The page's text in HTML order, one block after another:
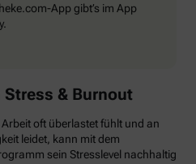
App gibt’s im App
& Burnout
oft überlastet fühlt und an
leidet, kann mit dem
sein Stresslevel nachhaltig